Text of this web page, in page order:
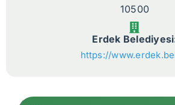
10500
Erdek
https://